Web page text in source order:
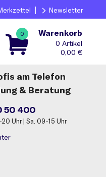
Newsletter
0 Warenkorb
0
0,00 €
am Telefon
& Beratung
50 400
Uhr | Sa. 09-15 Uhr